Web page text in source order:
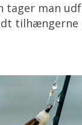
tager man